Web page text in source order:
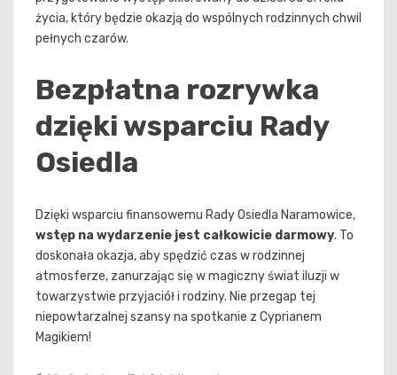
życia, który będzie okazją do wspólnych rodzinnych chwil
pełnych czarów.
Bezpłatna rozrywka
dzięki wsparciu Rady
Osiedla
Dzięki wsparciu finansowemu Rady Osiedla Naramowice,
wstęp na wydarzenie jest całkowicie darmowy. To
doskonała okazja, aby spędzić czas w rodzinnej
atmosferze, zanurzając się w magiczny świat iluzji w
towarzystwie przyjaciół i rodziny. Nie przegap tej
niepowtarzalnej szansy na spotkanie z Cyprianem
Magikiem!